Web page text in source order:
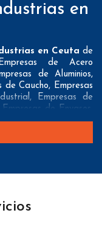
en
en Ceuta de
de Acero
de Aluminios,
de Caucho, Empresas
Empresas de
de Envases,
de Instalaciones
industriales,
de Maquinaria
papelería, Empresas
Vidrios, Empresas de
Industria quimica,